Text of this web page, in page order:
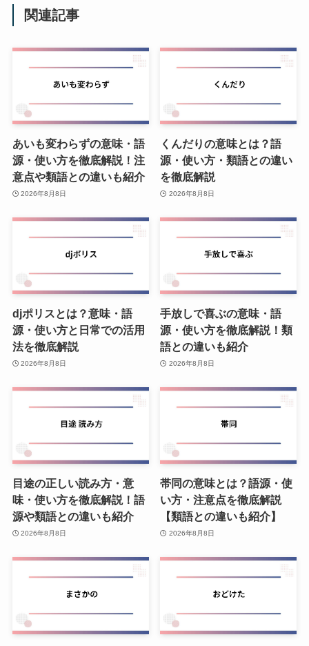
関連記事
あいも変わらずの意味・語
源・使い方を徹底解説！注
意点や類語との違いも紹介
2026年8月8日
くんだりの意味とは？語
源・使い方・類語との違い
を徹底解説
2026年8月8日
djポリスとは？意味・語
源・使い方と日常での活用
法を徹底解説
2026年8月8日
手放しで喜ぶの意味・語
源・使い方を徹底解説！類
語との違いも紹介
2026年8月8日
目途の正しい読み方・意
味・使い方を徹底解説！語
源や類語との違いも紹介
2026年8月8日
帯同の意味とは？語源・使
い方・注意点を徹底解説
【類語との違いも紹介】
2026年8月8日